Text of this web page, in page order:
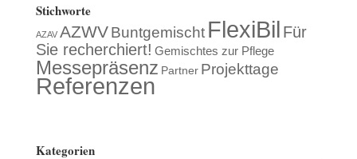
Stichworte
AZAV AZWVBuntgemischt FlexiBil Für
Sie recherchiert! Gemischtes zur Pflege
Messepräsenz Partner Projekttage
Referenzen
Kategorien